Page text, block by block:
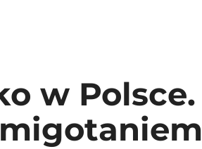
w Polsce.